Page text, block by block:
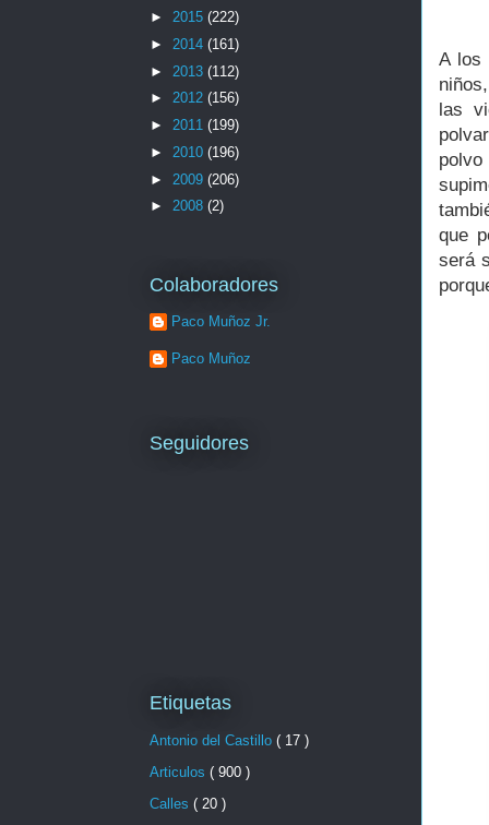
A los
las
que
será
► 2015 (222)
► 2014 (161)
► 2013 (112)
► 2012 (156)
► 2011 (199)
► 2010 (196)
► 2009 (206)
► 2008 (2)
Colaboradores
Paco Muñoz Jr.
Paco Muñoz
Seguidores
Etiquetas
Antonio del Castillo ( 17 )
Articulos ( 900 )
Calles ( 20 )